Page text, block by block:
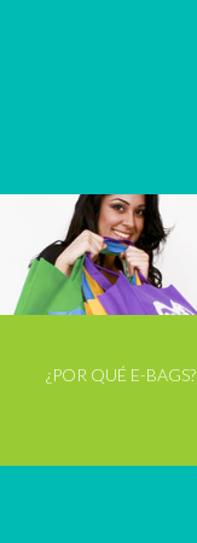
¿POR QUÉ E-BAGS?